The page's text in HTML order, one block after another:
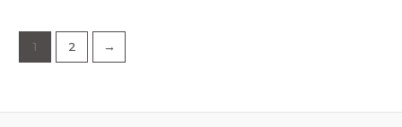
1 2 →